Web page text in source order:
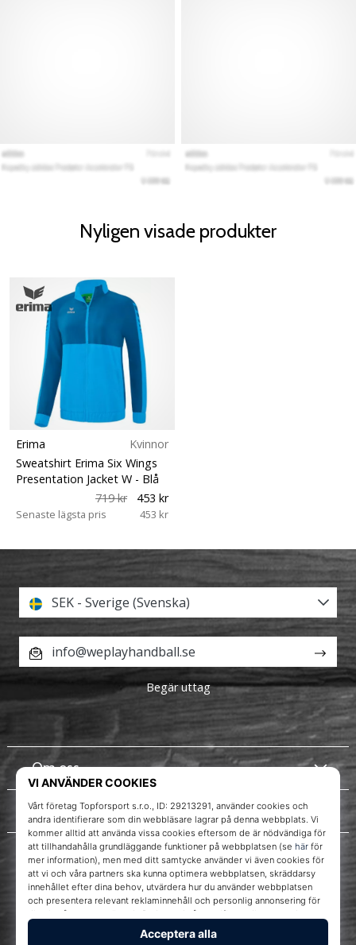
Nyligen visade produkter
Erima
Kvinnor
Sweatshirt Erima Six Wings
Presentation Jacket W - Blå
719 kr
453 kr
Senaste lägsta pris 453 kr
WePlayHandball.se
Instagram
Om oss
Kundtjänst
SEK - Sverige (Svenska)
info@weplayhandball.se
Begär uttag